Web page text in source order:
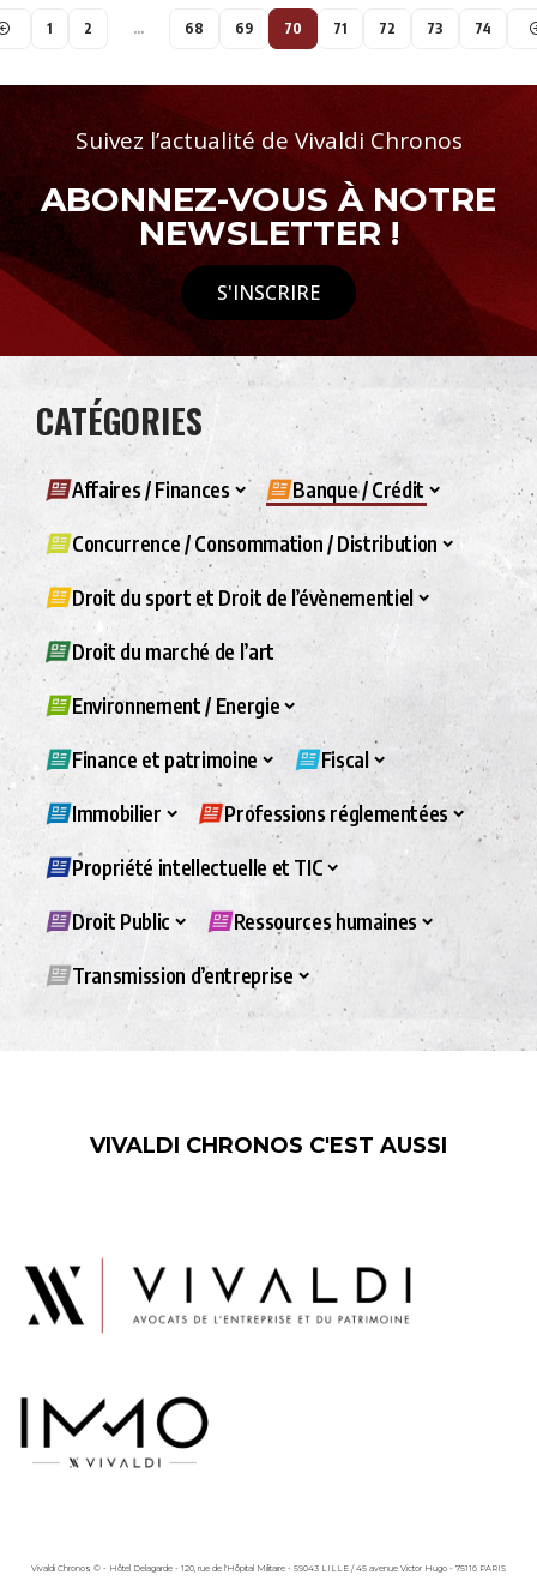
1 2 … 68 69 70 71 72 73 74
Suivez l’actualité de Vivaldi Chronos
ABONNEZ-VOUS À NOTRE
NEWSLETTER !
S'INSCRIRE
CATÉGORIES
Affaires / Finances Banque / Crédit
Concurrence / Consommation / Distribution
Droit du sport et Droit de l’évènementiel
Droit du marché de l’art
Environnement / Energie
Finance et patrimoine Fiscal
Immobilier Professions réglementées
Propriété intellectuelle et TIC
Droit Public Ressources humaines
Transmission d’entreprise
VIVALDI CHRONOS C'EST AUSSI
Vivaldi Chronos © - Hôtel Delagarde - 120, rue de l'Hôpital Militaire - 59043 LILLE / 45 avenue Victor Hugo - 75116 PARIS